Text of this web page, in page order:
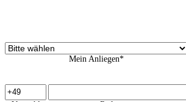
Mein Anliegen*